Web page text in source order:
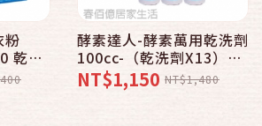
粉
乾洗
保
酵素達人-酵素萬用乾洗劑
100cc-（乾洗劑X13）洗
淨/潔白/環保
NT$1,150 NT$1,480